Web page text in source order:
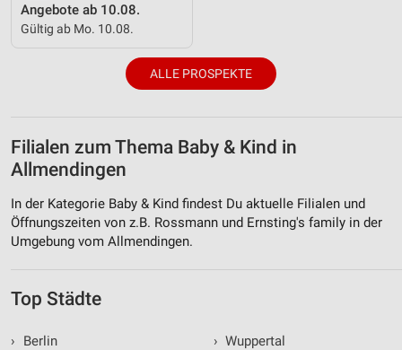
Angebote ab 10.08.
Gültig ab Mo. 10.08.
ALLE PROSPEKTE
Filialen zum Thema Baby & Kind in
Allmendingen
In der Kategorie Baby & Kind findest Du aktuelle Filialen und
Öffnungszeiten von z.B. Rossmann und Ernsting's family in der
Umgebung vom Allmendingen.
Top Städte
›
Berlin
› Wuppertal